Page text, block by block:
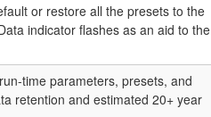
or restore all the presets to the
indicator flashes as an aid to the
time parameters, presets, and
retention and estimated 20+ year